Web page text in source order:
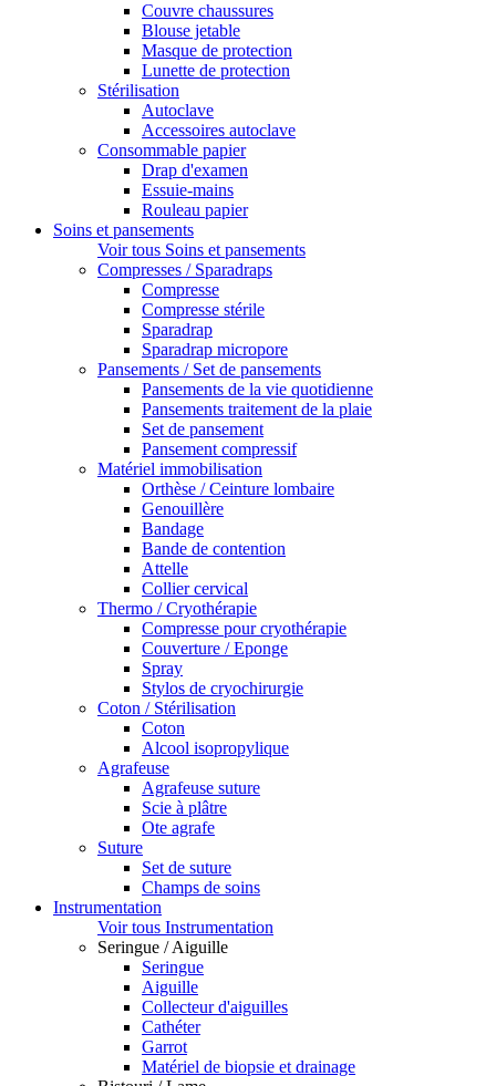
Couvre chaussures
Blouse jetable
Masque de protection
Lunette de protection
Stérilisation
Autoclave
Accessoires autoclave
Consommable papier
Drap d'examen
Essuie-mains
Rouleau papier
Soins et pansements
Voir tous Soins et pansements
Compresses / Sparadraps
Compresse
Compresse stérile
Sparadrap
Sparadrap micropore
Pansements / Set de pansements
Pansements de la vie quotidienne
Pansements traitement de la plaie
Set de pansement
Pansement compressif
Matériel immobilisation
Orthèse / Ceinture lombaire
Genouillère
Bandage
Bande de contention
Attelle
Collier cervical
Thermo / Cryothérapie
Compresse pour cryothérapie
Couverture / Eponge
Spray
Stylos de cryochirurgie
Coton / Stérilisation
Coton
Alcool isopropylique
Agrafeuse
Agrafeuse suture
Scie à plâtre
Ote agrafe
Suture
Set de suture
Champs de soins
Instrumentation
Voir tous Instrumentation
Seringue / Aiguille
Seringue
Aiguille
Collecteur d'aiguilles
Cathéter
Garrot
Matériel de biopsie et drainage